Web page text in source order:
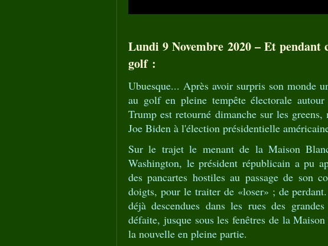
Lundi 9 Novembre 2020 – Et pendant
golf :
Ubuesque... Après avoir surpris son monde
au golf en pleine tempête électorale
Trump est retourné dimanche sur les
Joe Biden à l'élection présidentielle
Sur le trajet le menant de la Maison
Washington, le président républicain a pu
des pancartes hostiles au passage de son
doigts, pour le traiter de «loser» ; de
déjà descendues dans les rues des
défaite, jusque sous les fenêtres de la
la nouvelle en pleine partie.